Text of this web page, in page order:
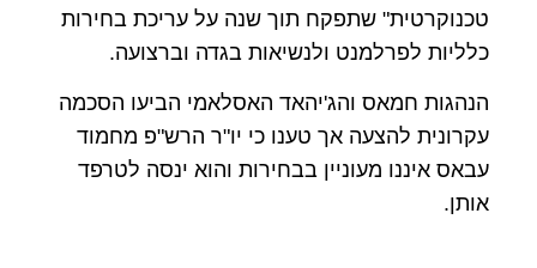
טכנוקרטית" שתפקח תוך שנה על עריכת בחירות
כלליות לפרלמנט ולנשיאות בגדה וברצועה.
הנהגות חמאס והג'יהאד האסלאמי הביעו הסכמה
עקרונית להצעה אך טענו כי יו"ר הרש"פ מחמוד
עבאס איננו מעוניין בבחירות והוא ינסה לטרפד
אותן.